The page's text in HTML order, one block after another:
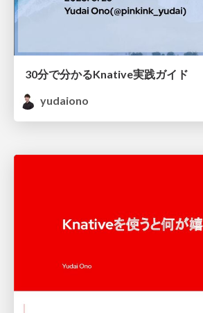
30分で分かるKnative実践ガイド
yudaiono